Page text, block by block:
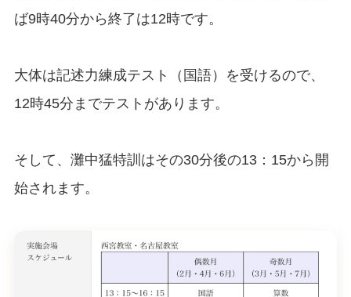
ば9時40分から終了は12時です。
大体は記述力練成テスト（国語）を受けるので、
12時45分までテストがあります。
そして、灘中猛特訓はその30分後の13：15から開
始されます。